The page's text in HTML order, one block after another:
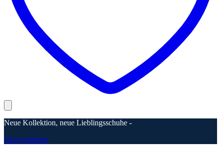
Neue Kollektion, neue Lieblingsschuhe -
Jetzt verlieben